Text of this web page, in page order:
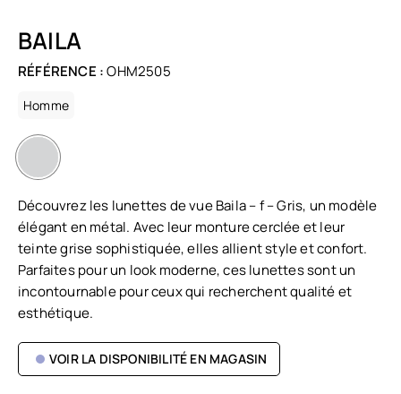
BAILA
RÉFÉRENCE :OHM2505
Homme
Découvrez les lunettes de vue Baila – f – Gris, un modèle
élégant en métal. Avec leur monture cerclée et leur
teinte grise sophistiquée, elles allient style et confort.
Parfaites pour un look moderne, ces lunettes sont un
incontournable pour ceux qui recherchent qualité et
esthétique.
VOIR LA DISPONIBILITÉ EN MAGASIN